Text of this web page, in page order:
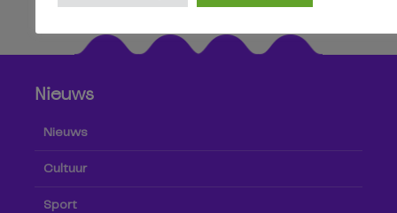
Nieuws
Nieuws
Cultuur
Sport